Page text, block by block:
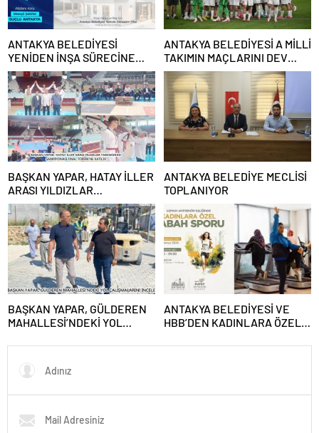
ANTAKYA BELEDİYESİ
YENİDEN İNŞA SÜRECİNE
DESTEK VERECEK
ANTAKYA BELEDİYESİ A MİLLİ
TAKIMIN MAÇLARINI DEV
EKRANDAN YAYINLAYACAK
BAŞKAN YAPAR, HATAY İLLER
ARASI YILDIZLAR
TAEKWONDO ŞAMPİYONASI
FİNAL TÖRENİ’NE KATILDI
ANTAKYA BELEDİYE MECLİSİ
TOPLANIYOR
BAŞKAN YAPAR, GÜLDEREN
MAHALLESİ’NDEKİ YOL
ANTAKYA BELEDİYESİ VE
HBB’DEN KADINLARA ÖZEL